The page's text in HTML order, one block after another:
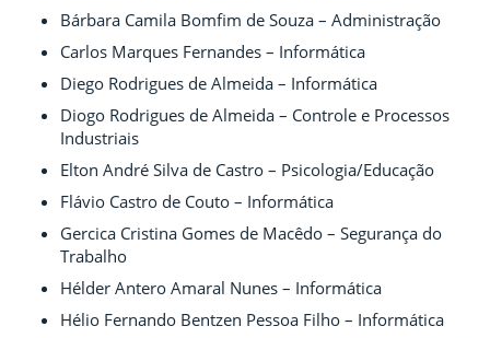
Bárbara Camila Bomfim de Souza – Administração
Carlos Marques Fernandes – Informática
Diego Rodrigues de Almeida – Informática
Diogo Rodrigues de Almeida – Controle e Processos
Industriais
Elton André Silva de Castro – Psicologia/Educação
Flávio Castro de Couto – Informática
Gercica Cristina Gomes de Macêdo – Segurança do
Trabalho
Hélder Antero Amaral Nunes – Informática
Hélio Fernando Bentzen Pessoa Filho – Informática